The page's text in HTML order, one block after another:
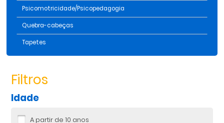
Psicomotricidade/Psicopedagogia
Quebra-cabeças
Tapetes
Filtros
Idade
A partir de 10 anos